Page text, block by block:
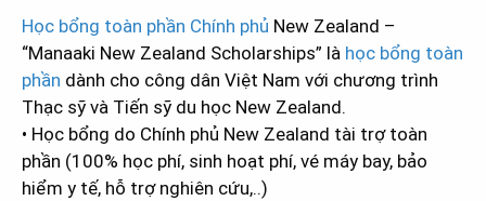
Học bổng toàn phần Chính phủ New Zealand –
“Manaaki New Zealand Scholarships” là học bổng toàn
phần dành cho công dân Việt Nam với chương trình
Thạc sỹ và Tiến sỹ du học New Zealand.
• Học bổng do Chính phủ New Zealand tài trợ toàn
phần (100% học phí, sinh hoạt phí, vé máy bay, bảo
hiểm y tế, hỗ trợ nghiên cứu,..)